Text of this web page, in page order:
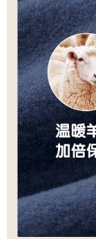
ATM／網路銀行／
※ 請注意：結帳手續
購買商品的店家。未
後付繳納相關費用。
※ 交易是否成功請以
是否繳費成功／繳費
客戶支援中心」
【注意事項】
１．透過由恩沛科技
易，需依本服務之必
權轉讓予恩沛科技股
２．關於個人資料處
https://aftee.tw/
３．未成年的使用
「AFTEE先享後付
任。
４．使用「AFTEE先
時審查核予不同之上
7-11取貨付款
每筆NT$60，滿
付款後7-11取貨
每筆NT$60，滿
宅配
每筆NT$100，滿